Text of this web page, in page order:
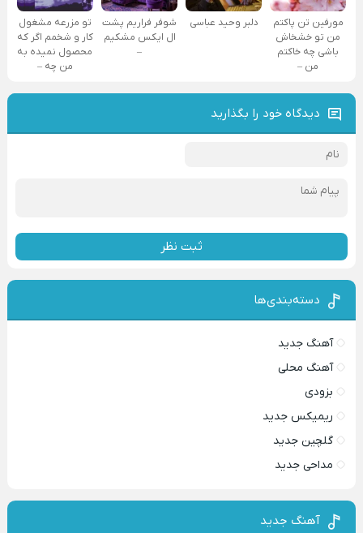
مورفین تن پاکتم
من تو خشخاش
باشی چه خاکتم
من –
دلبر وحید عباسی
شوفر فراریم پشت
ال ایکس مشکیم
–
تو مزرعه مشغول
کار و شخمم اگر که
محصول نمیده به
من چه –
دیدگاه خود را بگذارید
ثبت نظر
دسته‌بندی‌ها
آهنگ جدید
آهنگ محلی
بزودی
ریمیکس جدید
گلچین جدید
مداحی جدید
آهنگ جدید